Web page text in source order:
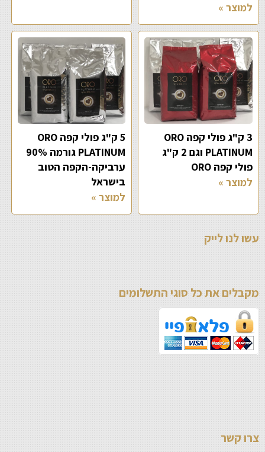
למוצר »
3 ק"ג פולי קפה ORO
PLATINUM וגם 2 ק"ג
פולי קפה ORO
למוצר »
5 ק"ג פולי קפה ORO
PLATINUM גורמה 90%
ערביקה-הקפה הטוב
בישראל
למוצר »
עשו לנו לייק
מקבלים את כל סוגי התשלומים
צרו קשר